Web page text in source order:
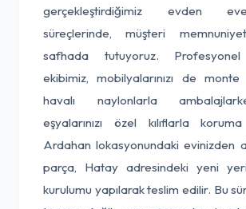
gerçekleştirdiğimiz evden
süreçlerinde, müşteri
safhada tutuyoruz.
ekibimiz, mobilyalarınızı de
havalı naylonlarla
eşyalarınızı özel kılıflarla
Ardahan lokasyonundaki evinizden
parça, Hatay adresindeki yeni
kurulumu yapılarak teslim edilir. Bu